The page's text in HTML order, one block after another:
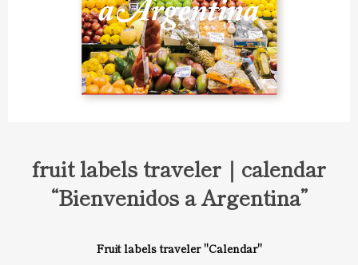
fruit labels traveler｜calendar
“Bienvenidos a Argentina”
Fruit labels traveler "Calendar"